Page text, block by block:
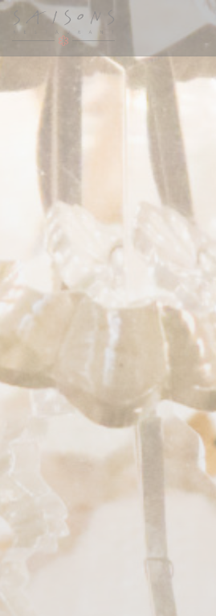
Πίνακας διαχείρισης "Μπισκότων" (Cookies)